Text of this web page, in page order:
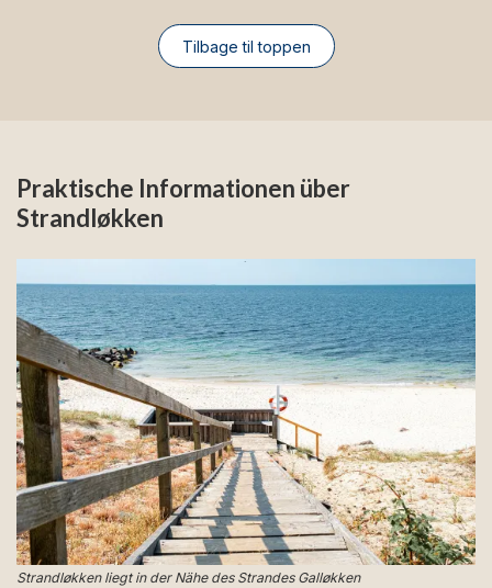
Tilbage til toppen
Praktische Informationen über
Strandløkken
Strandløkken liegt in der Nähe des Strandes Galløkken